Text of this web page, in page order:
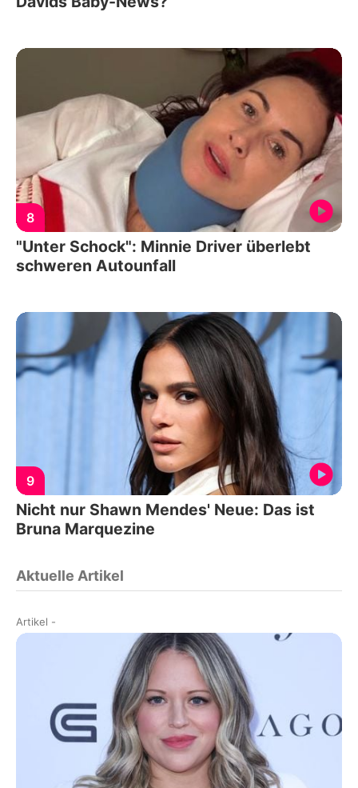
8
"Unter Schock": Minnie Driver überlebt
schweren Autounfall
9
Nicht nur Shawn Mendes' Neue: Das ist
Bruna Marquezine
Aktuelle Artikel
Artikel -